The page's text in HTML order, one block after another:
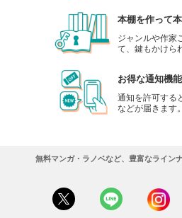
本棚を作って
ジャンルや作家
て、鍵もかけら
お得な通知機能
通知を許可する
などが届きます。
無料マンガ・ラノベなど、豊富なライン